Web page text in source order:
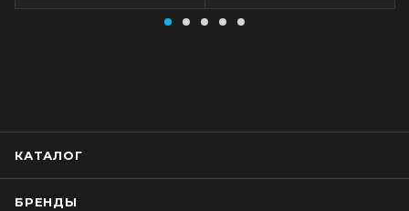
КАТАЛОГ
БРЕНДЫ